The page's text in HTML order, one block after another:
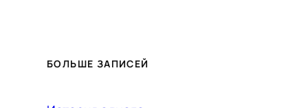
БОЛЬШЕ ЗАПИСЕЙ